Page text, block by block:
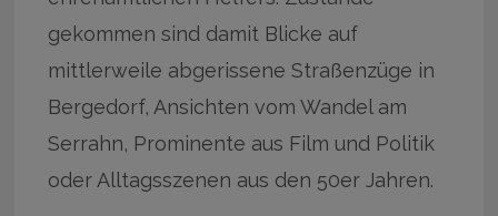
gekommen sind damit Blicke auf
mittlerweile abgerissene Straßenzüge in
Bergedorf, Ansichten vom Wandel am
Serrahn, Prominente aus Film und Politik
oder Alltagsszenen aus den 50er Jahren.